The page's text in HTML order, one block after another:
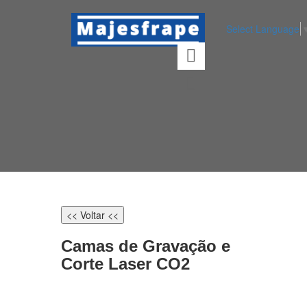
Select Language
<< Voltar <<
Camas de Gravação e
Corte Laser CO2